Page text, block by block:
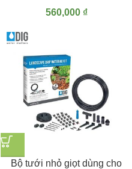
560,000 ₫
Bộ tưới nhỏ giọt dùng cho